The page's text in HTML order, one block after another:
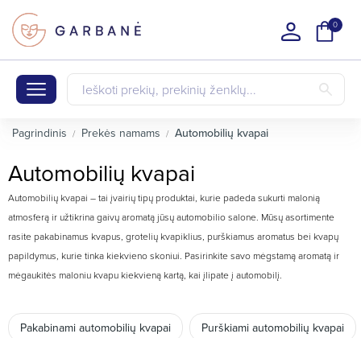
0
Pagrindinis Prekės namams Automobilių kvapai
Automobilių kvapai
Automobilių kvapai – tai įvairių tipų produktai, kurie padeda sukurti malonią
atmosferą ir užtikrina gaivų aromatą jūsų automobilio salone. Mūsų asortimente
rasite pakabinamus kvapus, grotelių kvapiklius, purškiamus aromatus bei kvapų
papildymus, kurie tinka kiekvieno skoniui. Pasirinkite savo mėgstamą aromatą ir
mėgaukitės maloniu kvapu kiekvieną kartą, kai įlipate į automobilį.
Pakabinami automobilių kvapai Purškiami automobilių kvapai